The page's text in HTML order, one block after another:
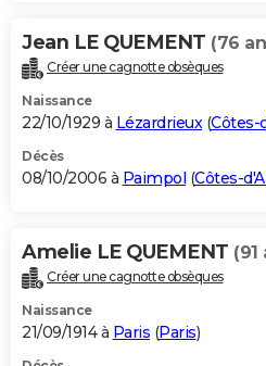
Jean LE QUEMENT (76
Créer une cagnotte obsèques
Naissance
22/10/1929 à Lézardrieux(Côtes-
Décès
08/10/2006 à Paimpol (Côtes-
Amelie LE QUEMENT (91
Créer une cagnotte obsèques
Naissance
21/09/1914 à Paris (Paris)